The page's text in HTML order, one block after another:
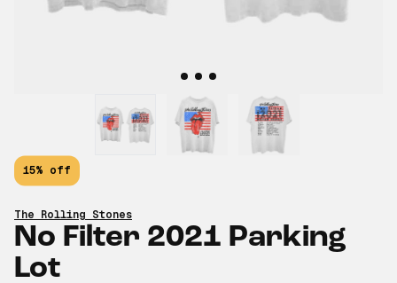
The Rolling Stones
No Filter 2021 Parking
Lot
15% off